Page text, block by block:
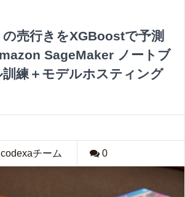
売行きをXGBoostで予測
SageMaker ノートブ
練＋モデルホスティング
チーム 0